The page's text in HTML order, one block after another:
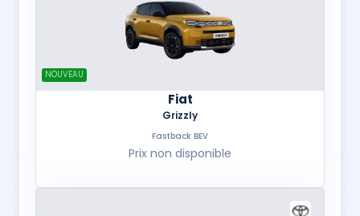
NOUVEAU
Fiat
Grizzly
Fastback BEV
Prix non disponible